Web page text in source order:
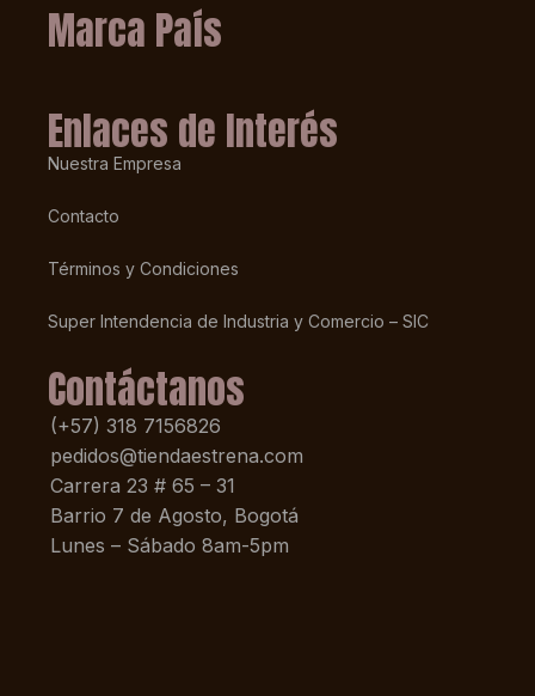
Marca País
Enlaces de Interés
Nuestra Empresa
Contacto
Términos y Condiciones
Super Intendencia de Industria y Comercio – SIC
Contáctanos
(+57) 318 7156826
pedidos@tiendaestrena.com
Carrera 23 # 65 – 31
Barrio 7 de Agosto, Bogotá
Lunes – Sábado 8am-5pm